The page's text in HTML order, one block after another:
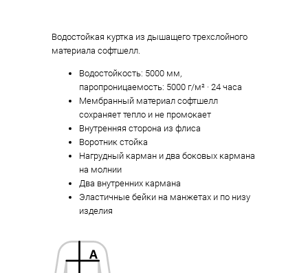
Водостойкая куртка из дышащего трехслойного
материала софтшелл.
Водостойкость: 5000 мм,
паропроницаемость: 5000 г/м² · 24 часа
Мембранный материал софтшелл
сохраняет тепло и не промокает
Внутренняя сторона из флиса
Воротник стойка
Нагрудный карман и два боковых кармана
на молнии
Два внутренних кармана
Эластичные бейки на манжетах и по низу
изделия